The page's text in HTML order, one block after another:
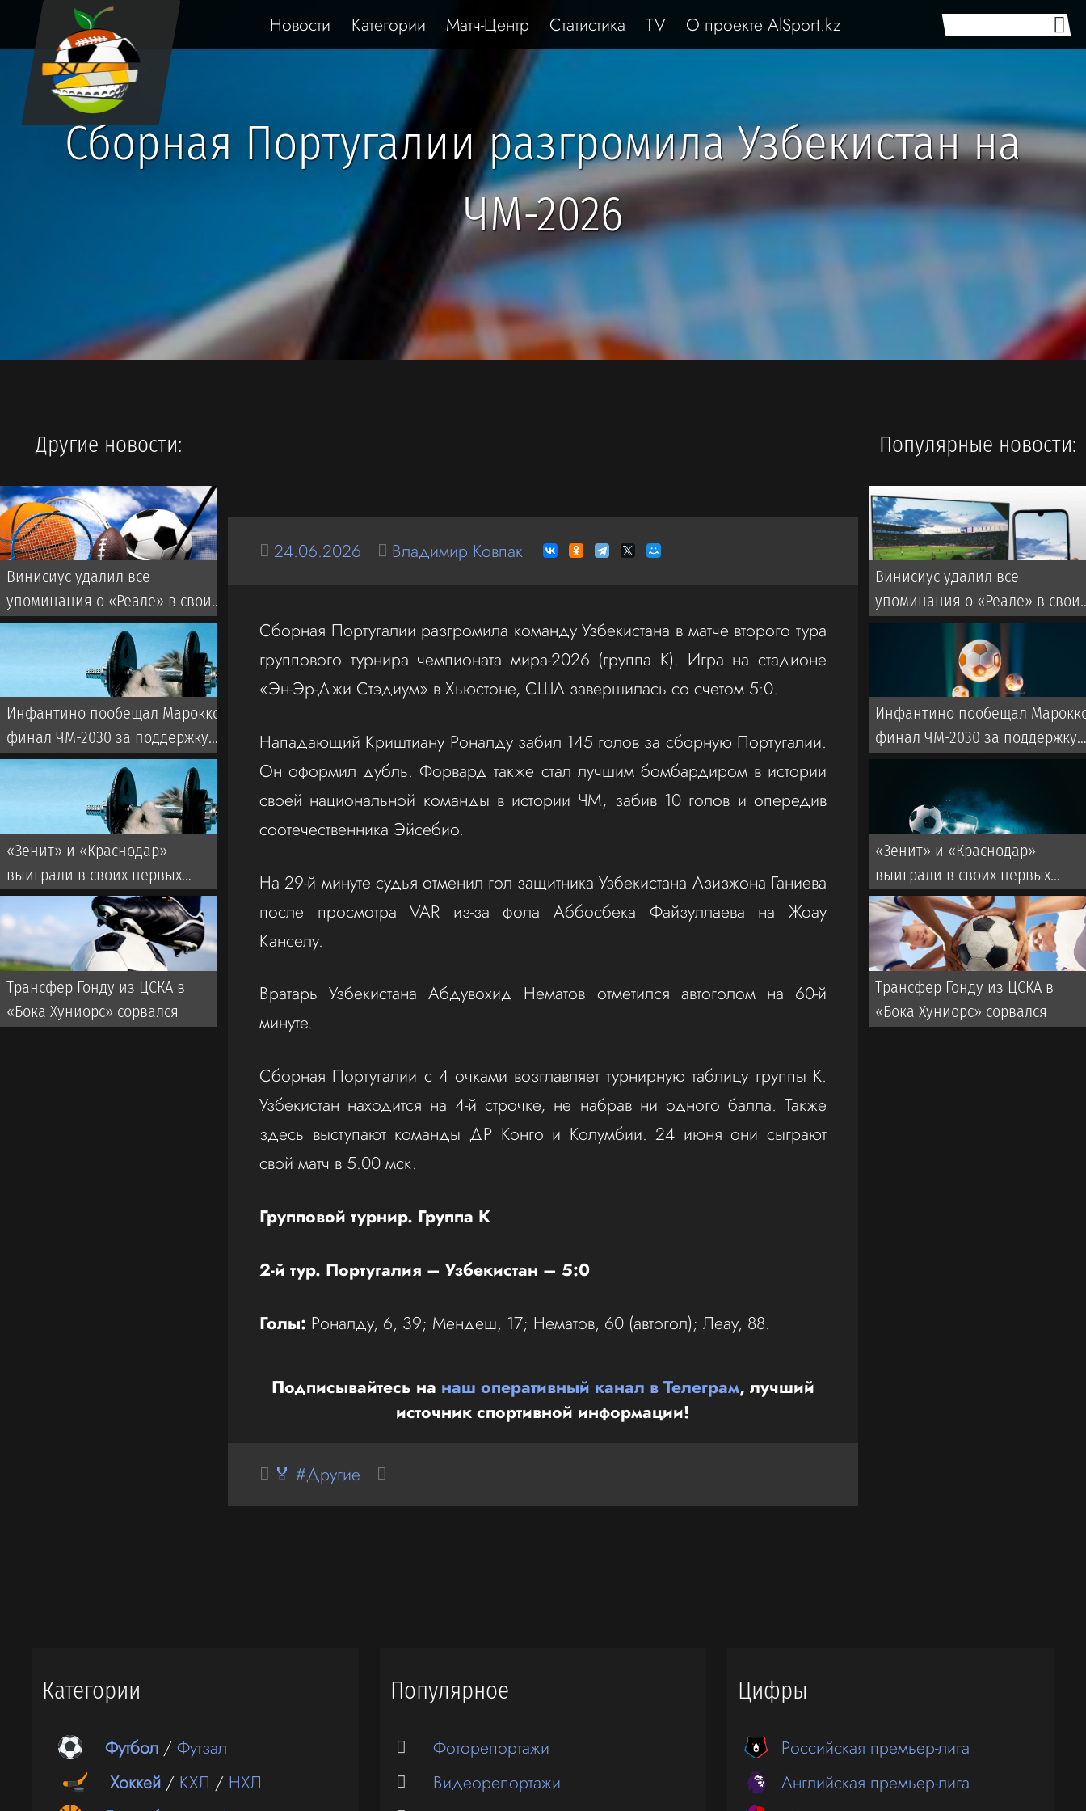
Новости Категории Матч-Центр Статистика TV О проекте AlSport.kz
Сборная Португалии разгромила Узбекистан на
ЧМ-2026
24.06.2026 Владимир Ковпак
Сборная Португалии разгромила команду Узбекистана в матче второго тура
группового турнира чемпионата мира-2026 (группа K). Игра на стадионе
«Эн-Эр-Джи Стэдиум» в Хьюстоне, США завершилась со счетом 5:0.
Нападающий Криштиану Роналду забил 145 голов за сборную Португалии.
Он оформил дубль. Форвард также стал лучшим бомбардиром в истории
своей национальной команды в истории ЧМ, забив 10 голов и опередив
соотечественника Эйсебио.
На 29-й минуте судья отменил гол защитника Узбекистана Азизжона Ганиева
после просмотра VAR из-за фола Аббосбека Файзуллаева на Жоау
Канселу.
Вратарь Узбекистана Абдувохид Нематов отметился автоголом на 60-й
минуте.
Сборная Португалии с 4 очками возглавляет турнирную таблицу группы K.
Узбекистан находится на 4-й строчке, не набрав ни одного балла. Также
здесь выступают команды ДР Конго и Колумбии. 24 июня они сыграют
свой матч в 5.00 мск.
Групповой турнир. Группа K
2-й тур. Португалия – Узбекистан – 5:0
Голы: Роналду, 6, 39; Мендеш, 17; Нематов, 60 (автогол); Леау, 88.
Подписывайтесь на наш оперативный канал в Телеграм, лучший
источник спортивной информации!
🏅 #Другие
Другие новости:
Винисиус удалил все
упоминания о «Реале» в своих
соцсетях
Инфантино пообещал Марокко
финал ЧМ-2030 за поддержку
его кандидатуры
«Зенит» и «Краснодар»
выиграли в своих первых
матчах Кубка России
Трансфер Гонду из ЦСКА в
«Бока Хуниорс» сорвался
Популярные новости:
Винисиус удалил все
упоминания о «Реале» в
Инфантино пообещал
финал ЧМ-2030 за поддержку
«Зенит» и «Краснодар»
выиграли в своих первых
матчах Кубка России
Трансфер Гонду из ЦСКА в
«Бока Хуниорс» сорвался
Категории
Футбол /Футзал
Хоккей / КХЛ / НХЛ
Популярное
Фоторепортажи
Видеорепортажи
Цифры
Российская премьер-лига
Английская премьер-лига